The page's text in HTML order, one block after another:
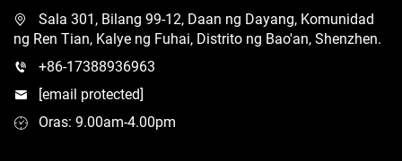
Sala 301, Bilang 99-12, Daan ng Dayang, Komunidad
ng Ren Tian, Kalye ng Fuhai, Distrito ng Bao'an, Shenzhen.
+86-17388936963
[email protected]
Oras: 9.00am-4.00pm